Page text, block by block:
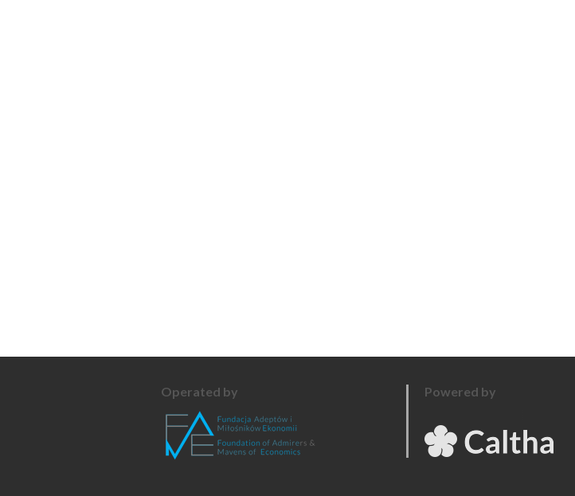
Operated by Powered by